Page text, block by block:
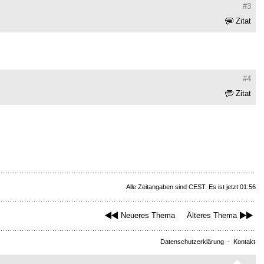
#3
Zitat
#4
Zitat
Alle Zeitangaben sind CEST. Es ist jetzt 01:56
Neueres Thema Älteres Thema
Datenschutzerklärung - Kontakt